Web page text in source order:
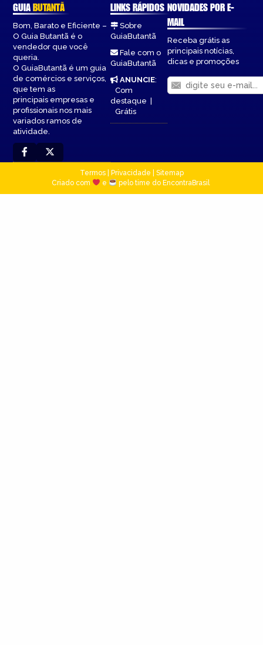
GUIABUTANTÃ
Bom, Barato e Eficiente –
O Guia Butantã é o
vendedor que você
queria.
O GuiaButantã é um guia
de comércios e serviços,
que tem as
principais empresas e
profissionais nos mais
variados ramos de
atividade.
LINKS RÁPIDOS
Sobre
GuiaButantã
Fale com o
GuiaButantã
ANUNCIE:
Com
destaque|
Grátis
NOVIDADES POR E-
MAIL
Receba grátis as
principais notícias,
dicas e promoções
Termos| Privacidade
Sitemap
Criado com
e pelo time do EncontraBrasil